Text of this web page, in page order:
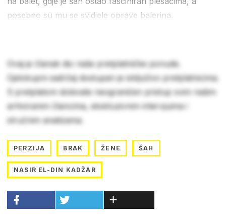
posebno su mu se svidjele oprave balerina.
Ovaj je članak dio naše pretplatničke ponude.
Cjelokupni sadržaj dostupan je isključivo pretplatnicima.
S pretplatom dobivate neograničen pristup svim našim
arhiviranim člancima, ekskluzivnim intervjuima i
stručnim analizama.
PERZIJA BRAK ŽENE ŠAH
NASIR EL-DIN KADŽAR